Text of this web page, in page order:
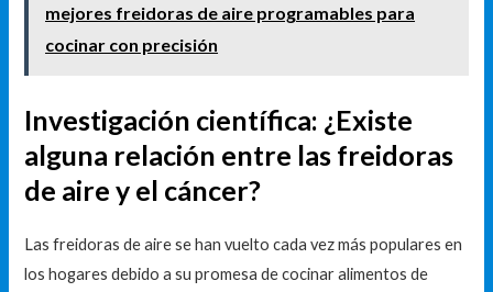
mejores freidoras de aire programables para
cocinar con precisión
Investigación científica: ¿Existe
alguna relación entre las freidoras
de aire y el cáncer?
Las freidoras de aire se han vuelto cada vez más populares en
los hogares debido a su promesa de cocinar alimentos de